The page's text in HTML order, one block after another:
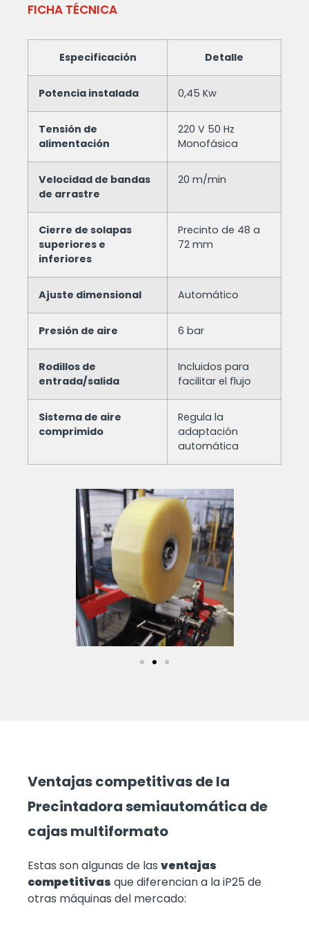
FICHA TÉCNICA
Especificación Detalle
Potencia instalada 0,45 Kw
Tensión de
alimentación
220 V 50 Hz
Monofásica
Velocidad de bandas
de arrastre
20 m/min
Cierre de solapas
superiores e
inferiores
Precinto de 48 a
72 mm
Ajuste dimensional Automático
Presión de aire 6 bar
Rodillos de
entrada/salida
Incluidos para
facilitar el flujo
Sistema de aire
comprimido
Regula la
adaptación
automática
Ventajas competitivas de la
Precintadora semiautomática de
cajas multiformato
Estas son algunas de las ventajas
competitivas que diferencian a la iP25 de
otras máquinas del mercado: